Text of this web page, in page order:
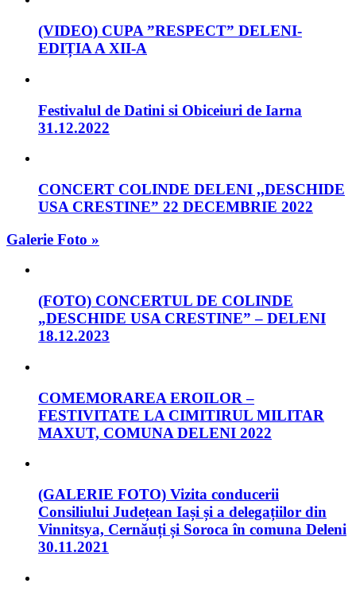
(VIDEO) CUPA ”RESPECT” DELENI-
EDIȚIA A XII-A
Festivalul de Datini si Obiceiuri de Iarna
31.12.2022
CONCERT COLINDE DELENI ,,DESCHIDE
USA CRESTINE” 22 DECEMBRIE 2022
Galerie Foto »
(FOTO) CONCERTUL DE COLINDE
„DESCHIDE USA CRESTINE” – DELENI
18.12.2023
COMEMORAREA EROILOR –
FESTIVITATE LA CIMITIRUL MILITAR
MAXUT, COMUNA DELENI 2022
(GALERIE FOTO) Vizita conducerii
Consiliului Județean Iași și a delegațiilor din
Vinnitsya, Cernăuți și Soroca în comuna Deleni
30.11.2021